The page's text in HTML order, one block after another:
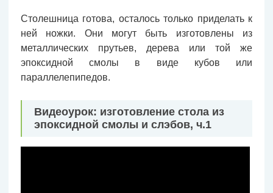
Столешница готова, осталось только приделать к
ней ножки. Они могут быть изготовлены из
металлических прутьев, дерева или той же
эпоксидной смолы в виде кубов или
параллелепипедов.
Видеоурок: изготовление стола из
эпоксидной смолы и слэбов, ч.1